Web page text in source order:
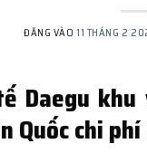
ĐĂNG VÀO11 THÁNG 2
Daegu
Quốc chi